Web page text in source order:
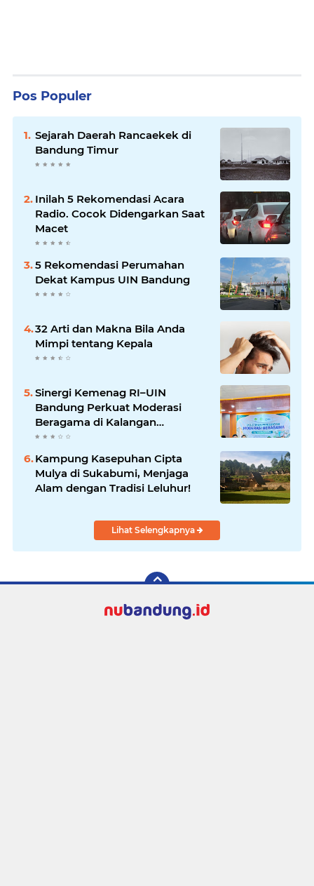
Pos Populer
Sejarah Daerah Rancaekek di
Bandung Timur
Inilah 5 Rekomendasi Acara
Radio. Cocok Didengarkan Saat
Macet
5 Rekomendasi Perumahan
Dekat Kampus UIN Bandung
32 Arti dan Makna Bila Anda
Mimpi tentang Kepala
Sinergi Kemenag RI–UIN
Bandung Perkuat Moderasi
Beragama di Kalangan
Mahasiswa
Kampung Kasepuhan Cipta
Mulya di Sukabumi, Menjaga
Alam dengan Tradisi Leluhur!
Lihat Selengkapnya